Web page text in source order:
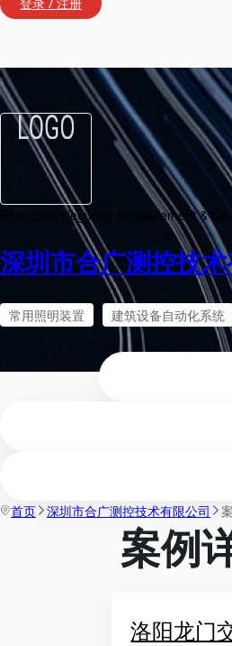
Shenzhen Heguang Measurement &
深圳市合广测控技
常用照明装置 建筑设备自动化系统
首页 深圳市合广测控技术有限公司
案例
洛阳龙门